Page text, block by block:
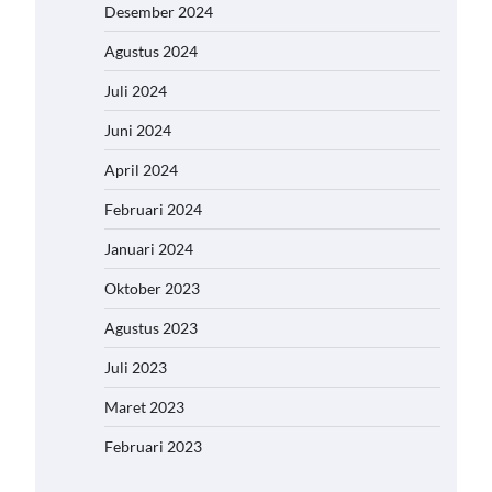
Desember 2024
Agustus 2024
Juli 2024
Juni 2024
April 2024
Februari 2024
Januari 2024
Oktober 2023
Agustus 2023
Juli 2023
Maret 2023
Februari 2023